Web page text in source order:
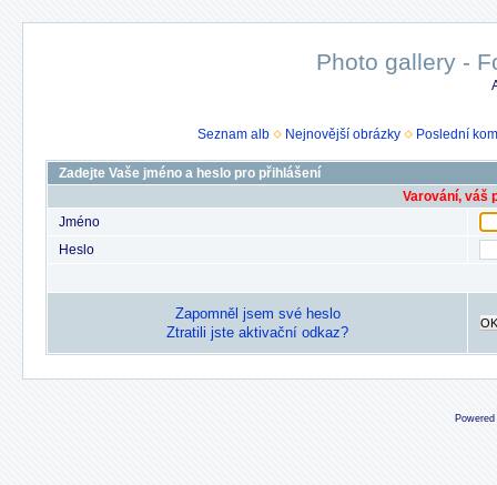
Photo gallery -
Seznam alb Nejnovější obrázky Poslední
Zadejte Vaše jméno a heslo pro přihlášení
Varování, váš
Jméno
Heslo
Zapomněl jsem své heslo
Ztratili jste aktivační odkaz?
OK